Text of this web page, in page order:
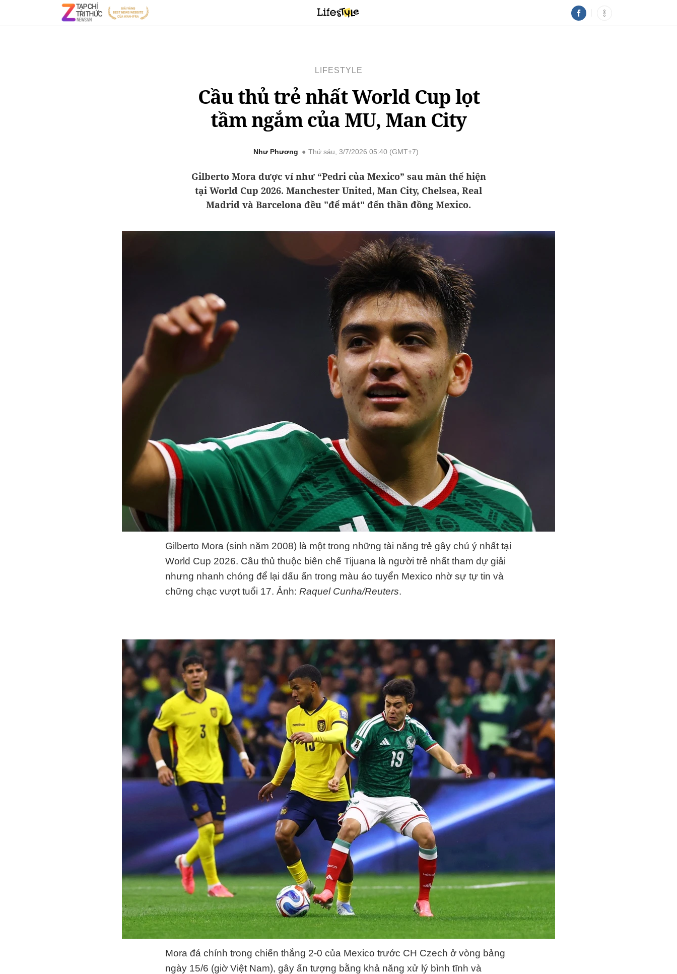
LIFESTYLE
Cầu thủ trẻ nhất World Cup lọt
tầm ngắm của MU, Man City
Như Phương Thứ sáu, 3/7/2026 05:40 (GMT+7)
Gilberto Mora được ví như “Pedri của Mexico” sau màn thể hiện
tại World Cup 2026. Manchester United, Man City, Chelsea, Real
Madrid và Barcelona đều "để mắt" đến thần đồng Mexico.
Gilberto Mora (sinh năm 2008) là một trong những tài năng trẻ gây chú ý nhất tại
World Cup 2026. Cầu thủ thuộc biên chế Tijuana là người trẻ nhất tham dự giải
nhưng nhanh chóng để lại dấu ấn trong màu áo tuyển Mexico nhờ sự tự tin và
chững chạc vượt tuổi 17. Ảnh: Raquel Cunha/Reuters.
Mora đá chính trong chiến thắng 2-0 của Mexico trước CH Czech ở vòng bảng
ngày 15/6 (giờ Việt Nam), gây ấn tượng bằng khả năng xử lý bình tĩnh và